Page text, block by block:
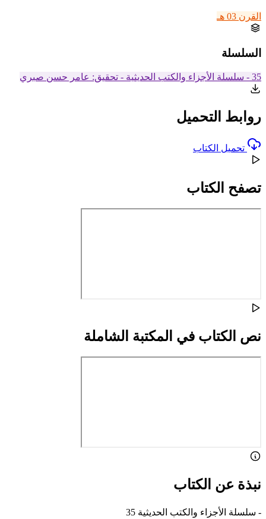
القرن 03 هـ
السلسلة
35 - سلسلة الأجزاء والكتب الحديثية - تحقيق: عامر حسن صبري
روابط التحميل
تحميل الكتاب
تصفح الكتاب
نص الكتاب في المكتبة الشاملة
نبذة عن الكتاب
- سلسلة الأجزاء والكتب الحديثية 35